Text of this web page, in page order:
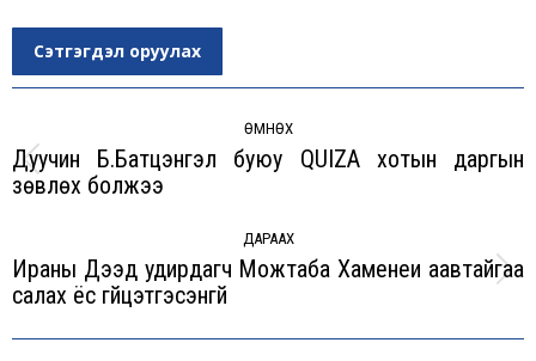
Сэтгэгдэл оруулах
ӨМНӨХ
Previous
Дуучин Б.Батцэнгэл буюу QUIZA хотын даргын
зөвлөх болжээ
ДАРААХ
Next
Ираны Дээд удирдагч Можтаба Хаменеи аавтайгаа
салах ёс гүйцэтгэсэнгүй